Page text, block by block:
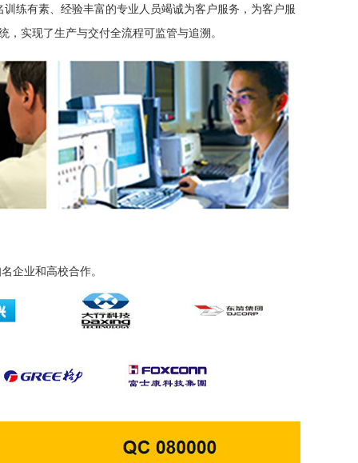
练有素、经验丰富的专业人员竭诚为客户服务，为客户服
实现了生产与交付全流程可监管与追溯。
企业和高校合作。